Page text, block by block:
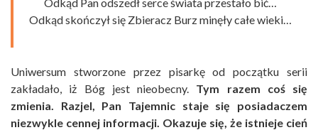
Odkąd skończył się Zbieracz Burz minęły całe wieki…
Uniwersum stworzone przez pisarkę od początku serii
zakładało, iż Bóg jest nieobecny. Tym razem coś się
zmienia. Razjel, Pan Tajemnic staje się posiadaczem
niezwykle cennej informacji. Okazuje się, że istnieje cień